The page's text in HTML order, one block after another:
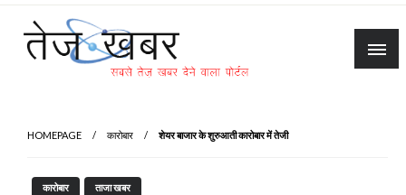
Skip
content
HOMEPAGE कारोबार शेयर बाजार के शुरुआती कारोबार में तेजी
कारोबार ताजा खबर